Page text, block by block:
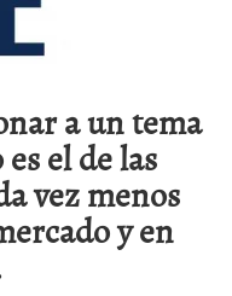
a un tema
el de las
vez menos
y en